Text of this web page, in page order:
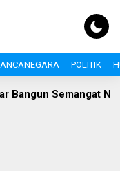
POLITIK
Nasionalisme